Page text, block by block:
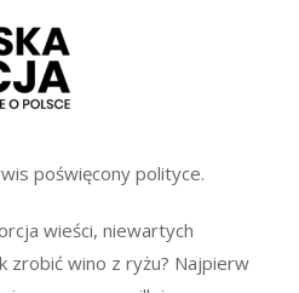
poświęcony polityce.
wieści, niewartych
zrobić wino z ryżu? Najpierw